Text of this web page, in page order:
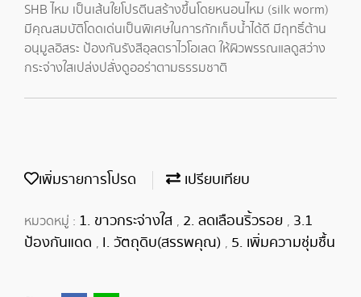
SHB ไหม เป็นเส้นใยโปรตีนสร้างขึ้นโดยหนอนไหม (silk worm)
มีคุณสมบัติโดดเด่นเป็นพิเศษในการกักเก็บน้ำได้ดี มีฤทธิ์ต้าน
อนุมูลอิสระ ป้องกันรังสีอุลตราไวโอเลต ให้ผิวพรรณแลดูสว่าง
กระจ่างใสเปล่งปลั่งดูออร่าตามธรรมชาติ
เพิ่มรายการโปรด เปรียบเทียบ
หมวดหมู่ : 1. ขาวกระจ่างใส , 2. ลดเลือนริ้วรอย , 3.1
ป้องกันแดด , I. วัตถุดิบ(สรรพคุณ) , 5. เพิ่มความชุ่มชื้น